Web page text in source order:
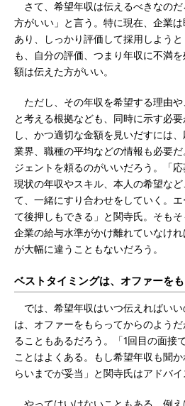
さて、希望年収は伝えるべきなの
方がいい」と言う。特に現在、企業
あり、しっかり評価して採用しよう
も、自分の評価、つまり年収に不満
額は伝えた方がいい。
ただし、その年収を希望する理由
と考える根拠なども、同時に示す必
し、かつ適切な金額を見いだすには、
業界、職種の平均などの情報も必要
ジェントを頼るのがいいだろう。「応
現状の年収やスキル、本人の希望な
て、一緒にすり合わせをしていく。
て後押しもできる」と関寺氏。そも
企業の給与水準がかけ離れていなけ
が大幅に違うこともないだろう。
ベストタイミングは、オファーを
では、希望年収はいつ伝えればい
は、オファーをもらってからのよう
ることもあるだろう。「1回目の面接
ことはよくある。もし希望年収も聞
らいまでが妥当」と関寺氏はアドバイ